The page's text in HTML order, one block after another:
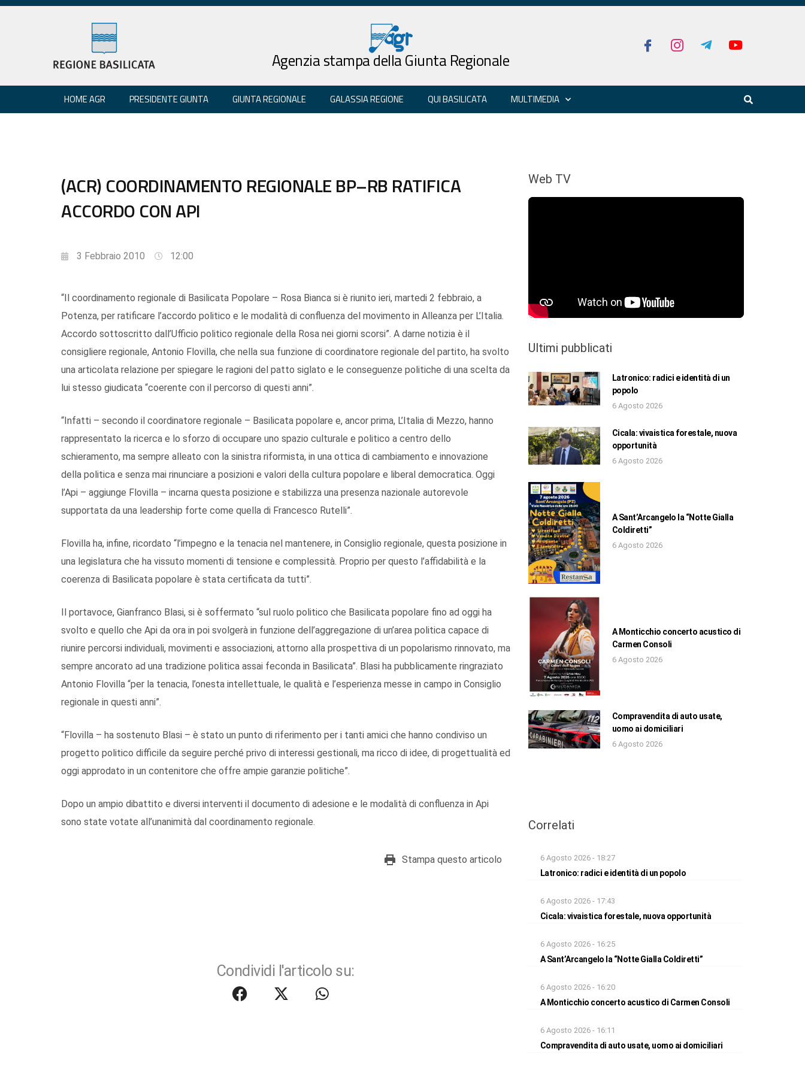
Agenzia stampa della Giunta Regionale
HOME AGR PRESIDENTE GIUNTA GIUNTA REGIONALE GALASSIA REGIONE QUI BASILICATA MULTIMEDIA
(ACR) COORDINAMENTO REGIONALE BP–RB RATIFICA
ACCORDO CON API
3 Febbraio 2010 12:00
“Il coordinamento regionale di Basilicata Popolare – Rosa Bianca si è riunito ieri, martedi 2 febbraio, a
Potenza, per ratificare l’accordo politico e le modalità di confluenza del movimento in Alleanza per L’Italia.
Accordo sottoscritto dall’Ufficio politico regionale della Rosa nei giorni scorsi”. A darne notizia è il
consigliere regionale, Antonio Flovilla, che nella sua funzione di coordinatore regionale del partito, ha svolto
una articolata relazione per spiegare le ragioni del patto siglato e le conseguenze politiche di una scelta da
lui stesso giudicata “coerente con il percorso di questi anni”.
“Infatti – secondo il coordinatore regionale – Basilicata popolare e, ancor prima, L’Italia di Mezzo, hanno
rappresentato la ricerca e lo sforzo di occupare uno spazio culturale e politico a centro dello
schieramento, ma sempre alleato con la sinistra riformista, in una ottica di cambiamento e innovazione
della politica e senza mai rinunciare a posizioni e valori della cultura popolare e liberal democratica. Oggi
l’Api – aggiunge Flovilla – incarna questa posizione e stabilizza una presenza nazionale autorevole
supportata da una leadership forte come quella di Francesco Rutelli”.
Flovilla ha, infine, ricordato “l’impegno e la tenacia nel mantenere, in Consiglio regionale, questa posizione in
una legislatura che ha vissuto momenti di tensione e complessità. Proprio per questo l’affidabilità e la
coerenza di Basilicata popolare è stata certificata da tutti”.
Il portavoce, Gianfranco Blasi, si è soffermato “sul ruolo politico che Basilicata popolare fino ad oggi ha
svolto e quello che Api da ora in poi svolgerà in funzione dell’aggregazione di un’area politica capace di
riunire percorsi individuali, movimenti e associazioni, attorno alla prospettiva di un popolarismo rinnovato, ma
sempre ancorato ad una tradizione politica assai feconda in Basilicata”. Blasi ha pubblicamente ringraziato
Antonio Flovilla “per la tenacia, l’onesta intellettuale, le qualità e l’esperienza messe in campo in Consiglio
regionale in questi anni”.
“Flovilla – ha sostenuto Blasi – è stato un punto di riferimento per i tanti amici che hanno condiviso un
progetto politico difficile da seguire perché privo di interessi gestionali, ma ricco di idee, di progettualità ed
oggi approdato in un contenitore che offre ampie garanzie politiche”.
Dopo un ampio dibattito e diversi interventi il documento di adesione e le modalità di confluenza in Api
sono state votate all’unanimità dal coordinamento regionale.
Stampa questo articolo
Condividi l'articolo su:
Web TV
Ultimi pubblicati
Latronico: radici e identità di un
popolo
6 Agosto 2026
Cicala: vivaistica forestale, nuova
opportunità
6 Agosto 2026
A Sant’Arcangelo la “Notte Gialla
Coldiretti”
6 Agosto 2026
A Monticchio concerto acustico di
Carmen Consoli
6 Agosto 2026
Compravendita di auto usate,
uomo ai domiciliari
6 Agosto 2026
Correlati
6 Agosto 2026 - 18:27
Latronico: radici e identità di un popolo
6 Agosto 2026 - 17:43
Cicala: vivaistica forestale, nuova opportunità
6 Agosto 2026 - 16:25
A Sant’Arcangelo la “Notte Gialla Coldiretti”
6 Agosto 2026 - 16:20
A Monticchio concerto acustico di Carmen Consoli
6 Agosto 2026 - 16:11
Compravendita di auto usate, uomo ai domiciliari